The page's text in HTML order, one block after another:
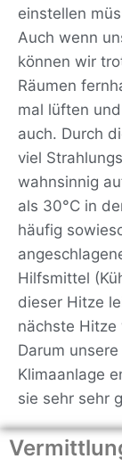
einstellen
Auch wenn
können wir
Räumen
mal lüften
auch. Durch
viel
wahnsinnig
als 30°C in
häufig
Hilfsmittel
dieser Hitze
nächste
Darum
Klimaanlage
sie sehr sehr